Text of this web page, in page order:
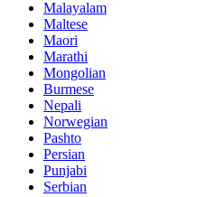
Malayalam
Maltese
Maori
Marathi
Mongolian
Burmese
Nepali
Norwegian
Pashto
Persian
Punjabi
Serbian